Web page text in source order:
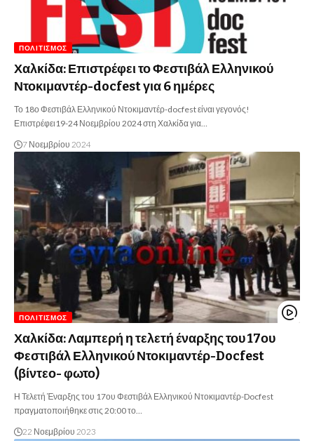
ΠΟΛΙΤΙΣΜΌΣ
Χαλκίδα: Επιστρέφει το Φεστιβάλ Ελληνικού
Ντοκιμαντέρ-docfest για 6 ημέρες
Το 18ο Φεστιβάλ Ελληνικού Ντοκιμαντέρ-docfest είναι γεγονός!
Επιστρέφει19-24 Νοεμβρίου 2024 στη Χαλκίδα για…
7 Νοεμβρίου 2024
ΠΟΛΙΤΙΣΜΌΣ
Χαλκίδα: Λαμπερή η τελετή έναρξης του 17ου
Φεστιβάλ Ελληνικού Ντοκιμαντέρ-Docfest
(βίντεο- φωτο)
Η Τελετή Έναρξης του 17ου Φεστιβάλ Ελληνικού Ντοκιμαντέρ-Docfest
πραγματοποιήθηκε στις 20:00 το…
22 Νοεμβρίου 2023